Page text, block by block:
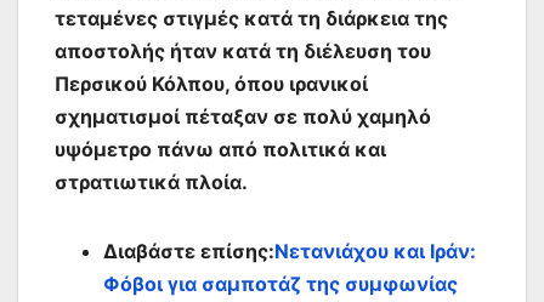
τεταμένες στιγμές κατά τη διάρκεια της
αποστολής ήταν κατά τη διέλευση του
Περσικού Κόλπου, όπου ιρανικοί
σχηματισμοί πέταξαν σε πολύ χαμηλό
υψόμετρο πάνω από πολιτικά και
στρατιωτικά πλοία.
Διαβάστε επίσης:Νετανιάχου και Ιράν:
Φόβοι για σαμποτάζ της συμφωνίας